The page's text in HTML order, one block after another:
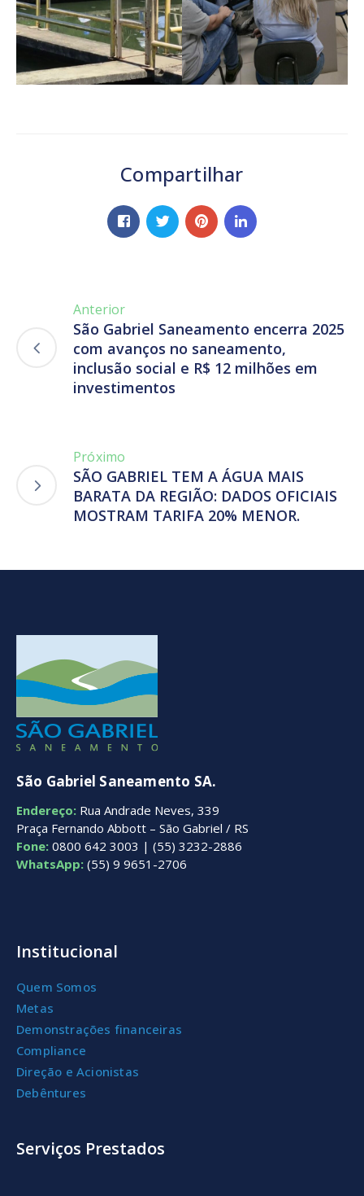
Compartilhar
Anterior
São Gabriel Saneamento encerra 2025
com avanços no saneamento,
inclusão social e R$ 12 milhões em
investimentos
Próximo
SÃO GABRIEL TEM A ÁGUA MAIS
BARATA DA REGIÃO: DADOS OFICIAIS
MOSTRAM TARIFA 20% MENOR.
São Gabriel Saneamento SA.
Endereço: Rua Andrade Neves, 339
Praça Fernando Abbott – São Gabriel / RS
Fone: 0800 642 3003 | (55) 3232-2886
WhatsApp: (55) 9 9651-2706
Institucional
Quem Somos
Metas
Demonstrações financeiras
Compliance
Direção e Acionistas
Debêntures
Serviços Prestados